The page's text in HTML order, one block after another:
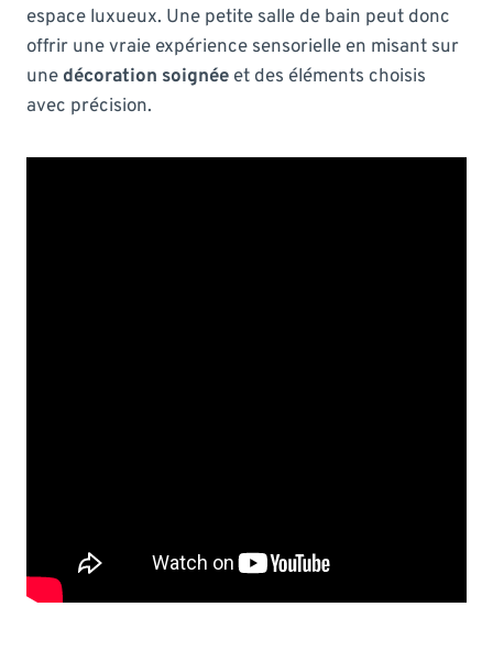
espace luxueux. Une petite salle de bain peut donc
offrir une vraie expérience sensorielle en misant sur
une décoration soignée et des éléments choisis
avec précision.